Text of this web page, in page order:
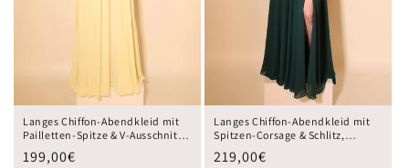
Langes Chiffon-Abendkleid mit
Pailletten-Spitze & V-Ausschnitt,
buttergelb
199,00€
Langes Chiffon-Abendkleid mit
Spitzen-Corsage & Schlitz,
dunkelgrün
219,00€